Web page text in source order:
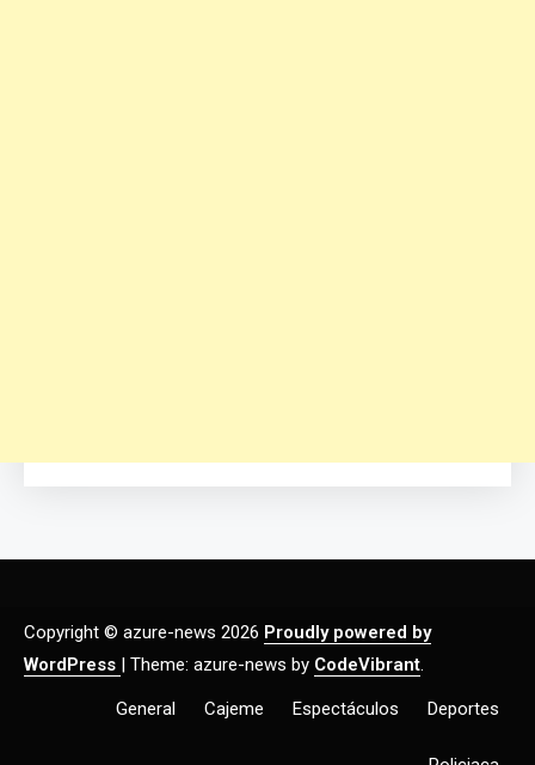
Copyright © azure-news 2026 Proudly powered by
WordPress | Theme: azure-news by CodeVibrant
General Cajeme Espectáculos Deportes